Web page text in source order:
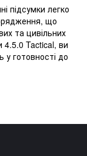
підсумки легко
що
та цивільних
4.5.0 Tactical, ви
у готовності до